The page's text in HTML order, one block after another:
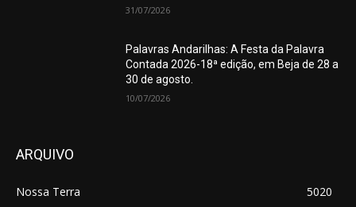
31/07/2026
Palavras Andarilhas: A Festa da Palavra
Contada 2026-18ª edição, em Beja de 28 a
30 de agosto.
10/07/2026
ARQUIVO
Nossa Terra
5020